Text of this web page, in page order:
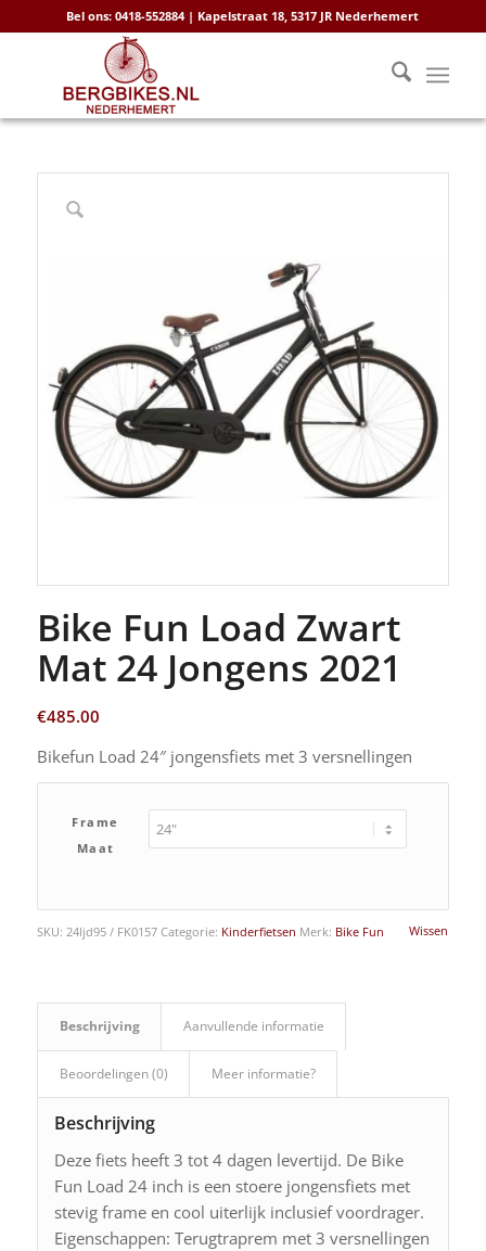
Bel ons: 0418-552884 | Kapelstraat 18, 5317 JR Nederhemert
Bike Fun Load Zwart
Mat 24 Jongens 2021
€485.00
Bikefun Load 24″ jongensfiets met 3 versnellingen
Frame
Maat
Wissen
SKU: 24ljd95 / FK0157 Categorie: Kinderfietsen Merk: Bike Fun
Beschrijving Aanvullende informatie
Beoordelingen (0) Meer informatie?
Beschrijving
Deze fiets heeft 3 tot 4 dagen levertijd. De Bike
Fun Load 24 inch is een stoere jongensfiets met
stevig frame en cool uiterlijk inclusief voordrager.
Eigenschappen: Terugtraprem met 3 versnellingen